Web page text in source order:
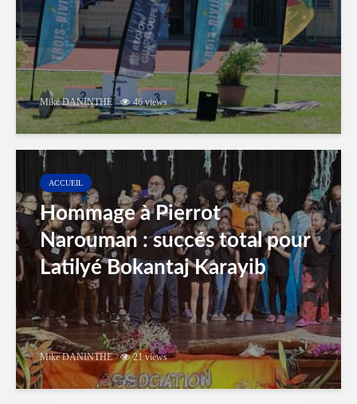
Mike DANINTHE 46 views
ACCUEIL
Hommage à Pierrot
Narouman : succés total pour
Latilyé Bokantaj Karayib
Mike DANINTHE 21 views